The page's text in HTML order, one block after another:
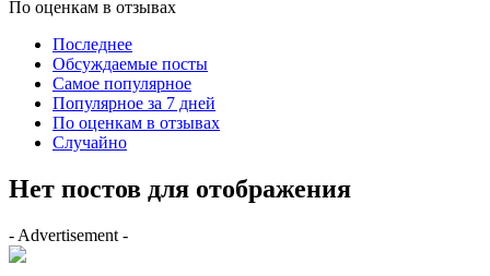
По оценкам в отзывах
Последнее
Обсуждаемые посты
Самое популярное
Популярное за 7 дней
По оценкам в отзывах
Случайно
Нет постов для отображения
- Advertisement -